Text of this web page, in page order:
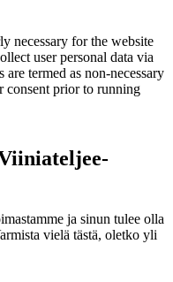
necessary for the website
user personal data via
are termed as non-necessary
consent prior to running
ja sinun tulee olla
vielä tästä, oletko yli